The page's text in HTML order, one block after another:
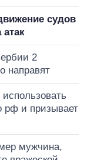
судов
2
направят
рф и призывает
мужчина,